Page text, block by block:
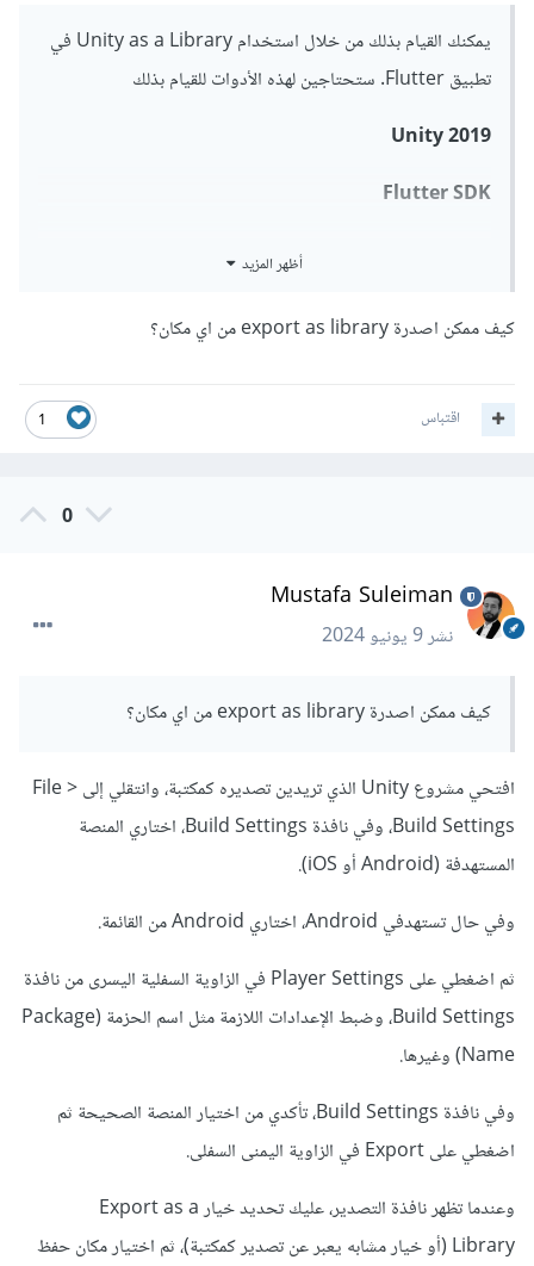
يمكنك القيام بذلك من خلال استخدام Unity as a Library في
تطبيق Flutter. ستحتاجين لهذه الأدوات للقيام بذلك
Unity 2019
Flutter SDK
إنشاء مشروع Unity
تصدير Unity كـ Unity as a Library:
انتقلي إلى File > Build Settings.
اختاري مكان حفظ المجلد واضغطي على Export.
دمج Unity مع Flutter:
جديد.
انتقلي إلى مجلد المشروع في Flutter وافتحي ملف
pubspec.yaml.
ثم نفذي هذه التعليمة flutter pub get لتنزيل الحزمة.
إعدادات Android:
أظهر المزيد
كيف ممكن اصدرة export as library من اي مكان؟
1 اقتباس
0
Mustafa Suleiman
نشر9 يونيو 2024
كيف ممكن اصدرة export as library من اي مكان؟
افتحي مشروع Unity الذي تريدين تصديره كمكتبة، وانتقلي إلى File >
Build Settings، وفي نافذة Build Settings، اختاري المنصة
المستهدفة (Android أو iOS).
وفي حال تستهدفي Android، اختاري Android من القائمة.
ثم اضغطي على Player Settings في الزاوية السفلية اليسرى من نافذة
Build Settings، وضبط الإعدادات اللازمة مثل اسم الحزمة (Package
Name) وغيرها.
وفي نافذة Build Settings، تأكدي من اختيار المنصة الصحيحة ثم
اضغطي على Export في الزاوية اليمنى السفلى.
وعندما تظهر نافذة التصدير، عليك تحديد خيار Export as a
Library (أو خيار مشابه يعبر عن تصدير كمكتبة)، ثم اختيار مكان حفظ